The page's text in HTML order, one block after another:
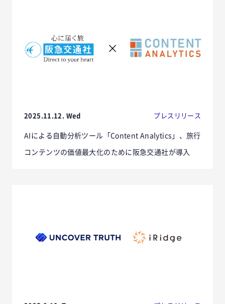
2025.11.12. Wed プレスリリース
AIによる自動分析ツール「Content Analytics」、旅行
コンテンツの価値最大化のために阪急交通社が導入